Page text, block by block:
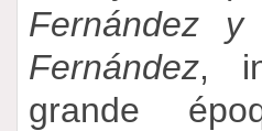
Fernández y
Fernández,
grande